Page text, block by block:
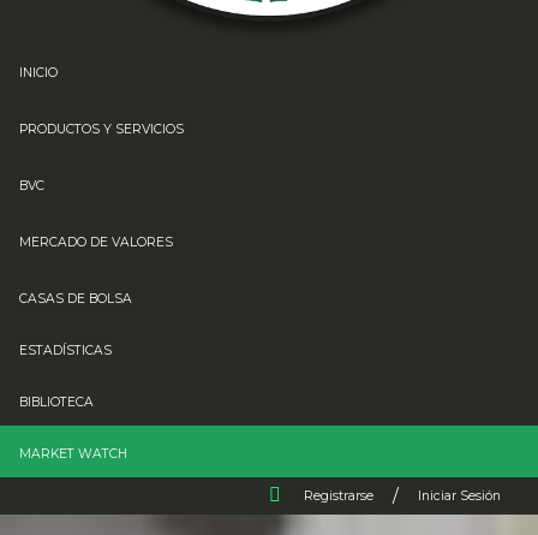
INICIO
PRODUCTOS Y SERVICIOS
BVC
MERCADO DE VALORES
CASAS DE BOLSA
ESTADÍSTICAS
BIBLIOTECA
MARKET WATCH
Registrarse / Iniciar Sesión